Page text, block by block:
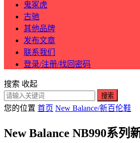
鬼冢虎
古驰
其他品牌
发布文章
联系我们
登录/注册/找回密码
搜索 收起
搜索
您的位置 首页 New Balance/新百伦鞋
New Balance NB990系列